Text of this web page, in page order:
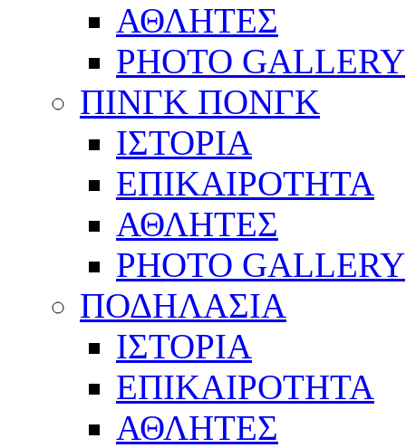
ΑΘΛΗΤΕΣ
PHOTO GALLERY
ΠΙΝΓΚ ΠΟΝΓΚ
ΙΣΤΟΡΙΑ
ΕΠΙΚΑΙΡΟΤΗΤΑ
ΑΘΛΗΤΕΣ
PHOTO GALLERY
ΠΟΔΗΛΑΣΙΑ
ΙΣΤΟΡΙΑ
ΕΠΙΚΑΙΡΟΤΗΤΑ
ΑΘΛΗΤΕΣ